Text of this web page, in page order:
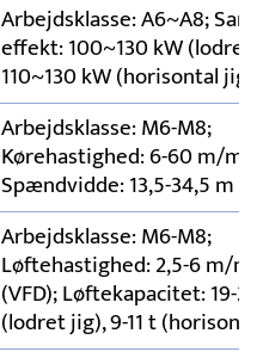
Arbejdsklasse: A6~A8;
effekt: 100~130 kW (lodret
110~130 kW (horisontal jig)
Arbejdsklasse: M6-M8;
Kørehastighed: 6-60 m/
Spændvidde: 13,5-34,5 m
Arbejdsklasse: M6-M8;
Løftehastighed: 2,5-6 m/
(VFD); Løftekapacitet: 19-
(lodret jig), 9-11 t